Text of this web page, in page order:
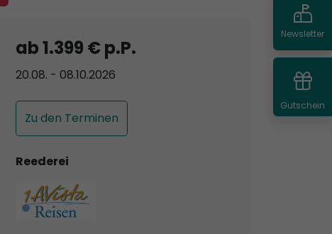
ab 1.399 € p.P.
20.08. - 08.10.2026
Zu den Terminen
Reederei
Newsletter
Gutschein